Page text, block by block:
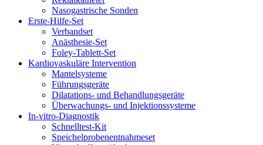
Nasogastrische Sonden
Erste-Hilfe-Set
Verbandset
Anästhesie-Set
Foley-Tablett-Set
Kardiovaskuläre Intervention
Mantelsysteme
Führungsgeräte
Dilatations- und Behandlungsgeräte
Überwachungs- und Injektionssysteme
In-vitro-Diagnostik
Schnelltest-Kit
Speichelprobenentnahmeset